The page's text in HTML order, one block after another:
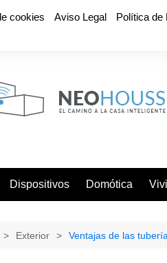
cookies Aviso Legal Política de
Dispositivos Domótica
Exterior Ventajas de las